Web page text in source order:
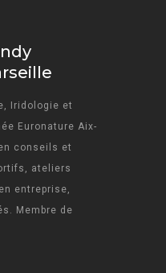
Iridologie et
Euronature Aix-
conseils et
ateliers
entreprise,
Membre de